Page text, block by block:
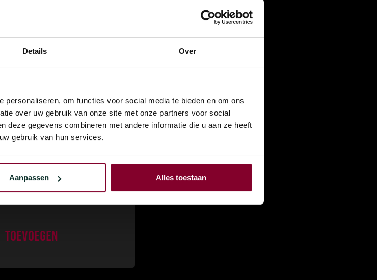
Details Over
personaliseren, om functies voor social media te bieden en om ons
over uw gebruik van onze site met onze partners voor social
deze gegevens combineren met andere informatie die u aan ze heeft
gebruik van hun services.
Aanpassen Alles toestaan
€25,00
blijven al je…
Toevoegen